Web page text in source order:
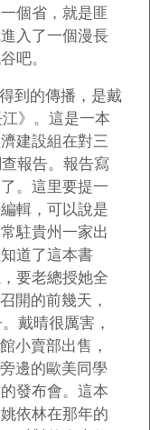
個省，就是匪
入了一個漫長
吧。
到的傳播，是戴
》。這是一本
建設組在對三
報告。報告寫
。這里要提一
輯，可以說是
駐貴州一家出
道了這本書
要老總授她全
開的前幾天，
戴晴很厲害，
小賣部出售，
邊的歐美同學
發布會。這本
依林在那年的